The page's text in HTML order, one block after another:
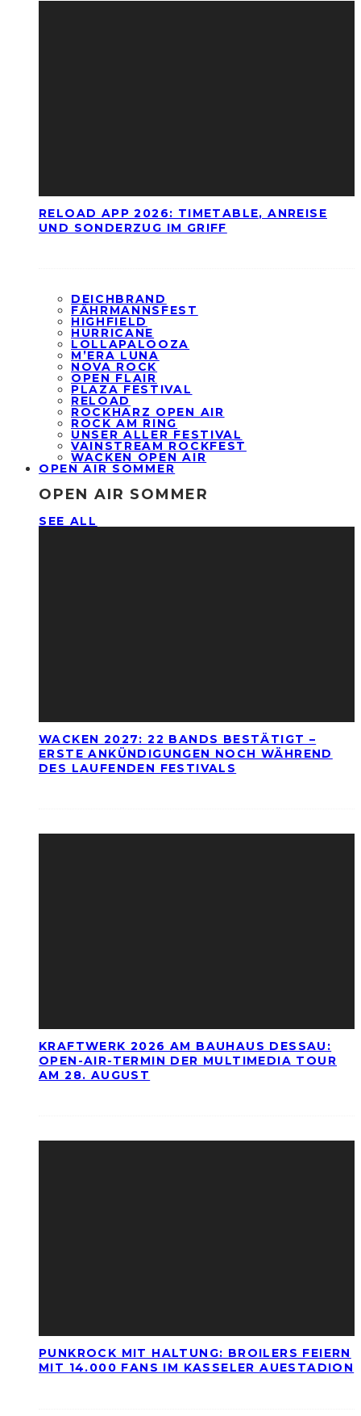
RELOAD APP 2026: TIMETABLE, ANREISE
UND SONDERZUG IM GRIFF
DEICHBRAND
FÄHRMANNSFEST
HIGHFIELD
HURRICANE
LOLLAPALOOZA
M’ERA LUNA
NOVA ROCK
OPEN FLAIR
PLAZA FESTIVAL
RELOAD
ROCKHARZ OPEN AIR
ROCK AM RING
UNSER ALLER FESTIVAL
VAINSTREAM ROCKFEST
WACKEN OPEN AIR
OPEN AIR SOMMER
OPEN AIR SOMMER
SEE ALL
WACKEN 2027: 22 BANDS BESTÄTIGT –
ERSTE ANKÜNDIGUNGEN NOCH WÄHREND
DES LAUFENDEN FESTIVALS
KRAFTWERK 2026 AM BAUHAUS DESSAU:
OPEN-AIR-TERMIN DER MULTIMEDIA TOUR
AM 28. AUGUST
PUNKROCK MIT HALTUNG: BROILERS FEIERN
MIT 14.000 FANS IM KASSELER AUESTADION